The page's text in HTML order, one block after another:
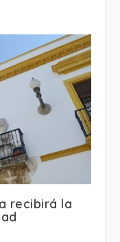
recibirá la